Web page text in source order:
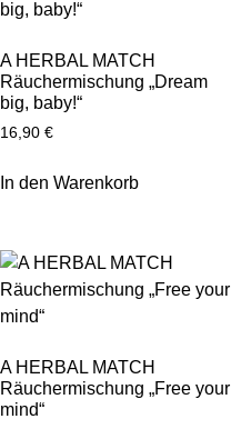
A HERBAL MATCH
Räuchermischung „Dream
big, baby!“
16,90 €
In den Warenkorb
A HERBAL MATCH
Räuchermischung „Free your
mind“